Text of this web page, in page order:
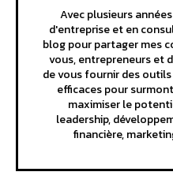
Avec plusieurs
d'entreprise et en
blog pour partager mes
vous, entrepreneurs et
de vous fournir des
efficaces pour
maximiser le
leadership,
financière,